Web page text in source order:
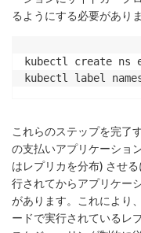
るようにする必要がありま
kubectl create ns
kubectl label
これらのステップを完了
の支払いアプリケーショ
はレプリカを分布) させ
行されてからアプリケー
があります。これにより
ードで実行されているレ